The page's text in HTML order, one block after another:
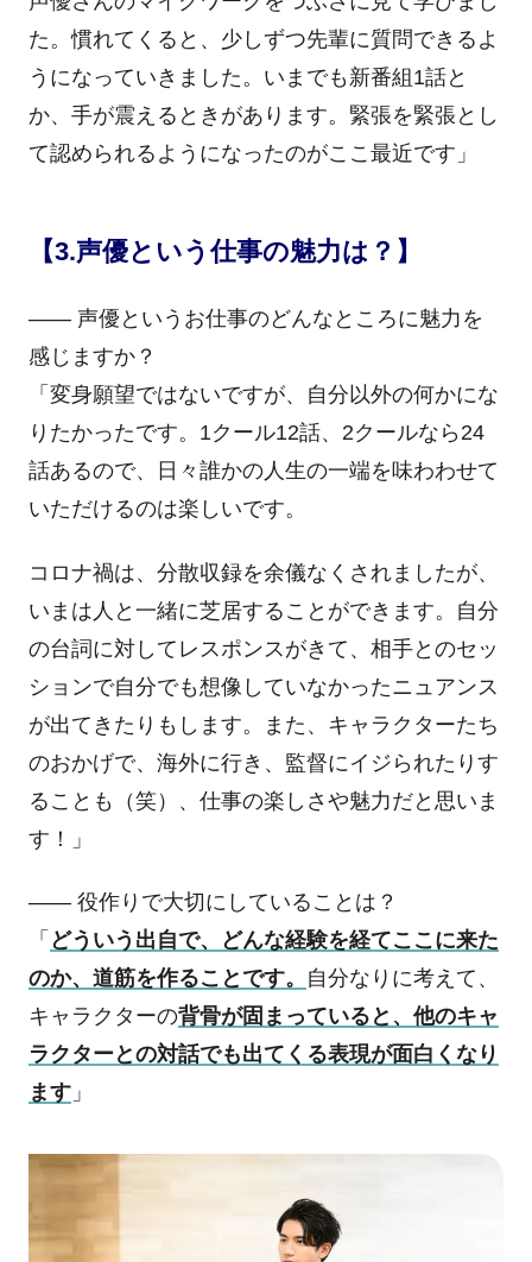
た。慣れてくると、少しずつ先輩に質問できるよ
うになっていきました。いまでも新番組1話と
か、手が震えるときがあります。緊張を緊張とし
て認められるようになったのがここ最近です」
【3.声優という仕事の魅力は？】
―― 声優というお仕事のどんなところに魅力を
感じますか？
「変身願望ではないですが、自分以外の何かにな
りたかったです。1クール12話、2クールなら24
話あるので、日々誰かの人生の一端を味わわせて
いただけるのは楽しいです。
コロナ禍は、分散収録を余儀なくされましたが、
いまは人と一緒に芝居することができます。自分
の台詞に対してレスポンスがきて、相手とのセッ
ションで自分でも想像していなかったニュアンス
が出てきたりもします。また、キャラクターたち
のおかげで、海外に行き、監督にイジられたりす
ることも（笑）、仕事の楽しさや魅力だと思いま
す！」
―― 役作りで大切にしていることは？
「 どういう出自で、どんな経験を経てここに来た
のか、道筋を作ることです。
自分なりに考えて、
キャラクターの背骨が固まっていると、他のキャ
ラクターとの対話でも出てくる表現が面白くなり
ます」